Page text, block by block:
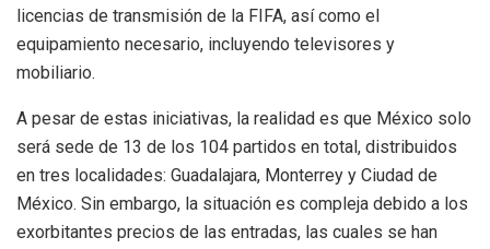
licencias de transmisión de la FIFA, así como el
equipamiento necesario, incluyendo televisores y
mobiliario.
A pesar de estas iniciativas, la realidad es que México solo
será sede de 13 de los 104 partidos en total, distribuidos
en tres localidades: Guadalajara, Monterrey y Ciudad de
México. Sin embargo, la situación es compleja debido a los
exorbitantes precios de las entradas, las cuales se han